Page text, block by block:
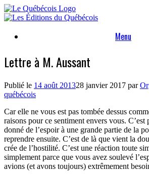
Skip
to
Menu
Lettre à M. Aussant
Publié le 14 août 201328 janvier 2017 par
québécois
Car elle ne vous est pas tombée dessus
raisons pour ce sentiment envers vous. C’est
donné de l’espoir à une grande partie de la
reprendre ensuite. C’est de là que vient la
crée de l’hostilité. C’est une réaction toute
simplement parce que vous avez soulevé
avions (et avons toujours) extrêmement